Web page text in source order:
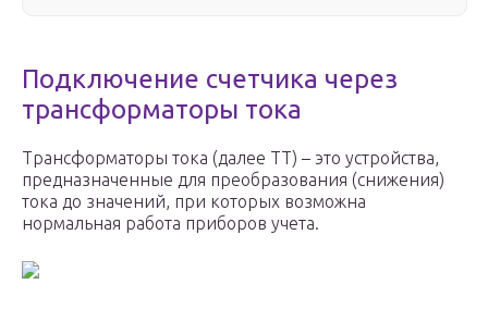
Подключение счетчика через
трансформаторы тока
Трансформаторы тока (далее ТТ) – это устройства,
предназначенные для преобразования (снижения)
тока до значений, при которых возможна
нормальная работа приборов учета.